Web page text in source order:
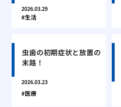
2026.03.29
生活
虫歯の初期症状と放置の
末路！
2026.03.23
医療